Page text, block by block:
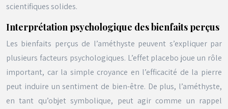
scientifiques solides.
Interprétation psychologique des bienfaits perçus
Les bienfaits perçus de l’améthyste peuvent s’expliquer par
plusieurs facteurs psychologiques. L’effet placebo joue un rôle
important, car la simple croyance en l’efficacité de la pierre
peut induire un sentiment de bien-être. De plus, l’améthyste,
en tant qu’objet symbolique, peut agir comme un rappel